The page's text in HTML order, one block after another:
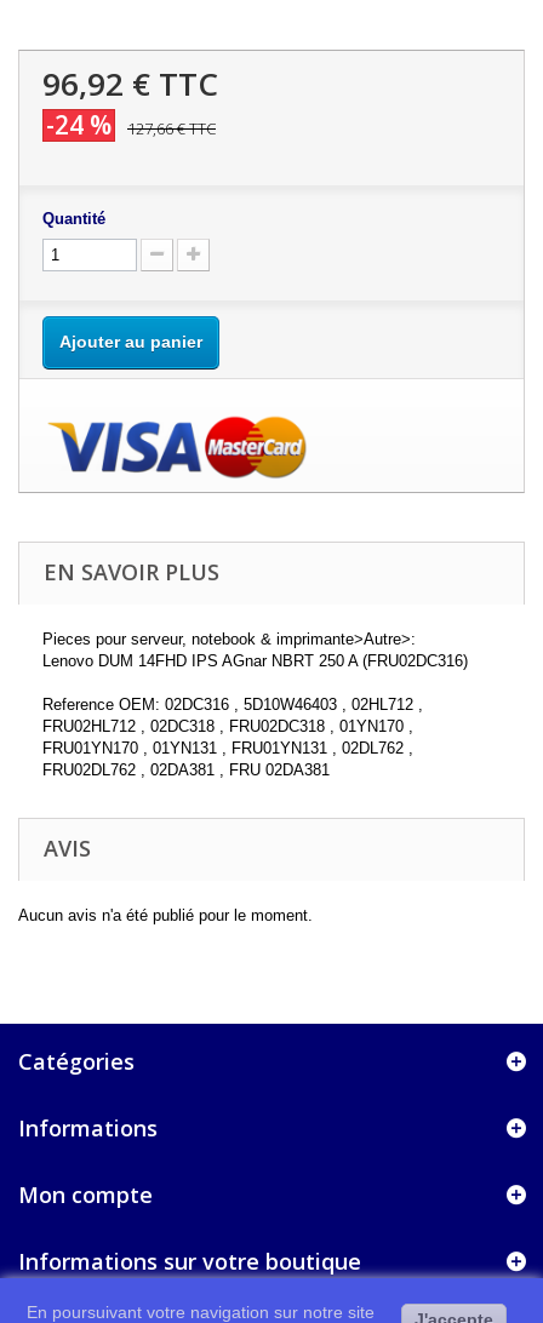
96,92 € TTC
-24 % 127,66 €TTC
Quantité
Ajouter au panier
EN SAVOIR PLUS
Pieces pour serveur, notebook & imprimante>Autre>:
Lenovo DUM 14FHD IPS AGnar NBRT 250 A (FRU02DC316)
Reference OEM: 02DC316 , 5D10W46403 , 02HL712 ,
FRU02HL712 , 02DC318 , FRU02DC318 , 01YN170 ,
FRU01YN170 , 01YN131 , FRU01YN131 , 02DL762 ,
FRU02DL762 , 02DA381 , FRU 02DA381
AVIS
Aucun avis n'a été publié pour le moment.
Catégories
Informations
Mon compte
Informations sur votre boutique
En poursuivant votre navigation sur notre site